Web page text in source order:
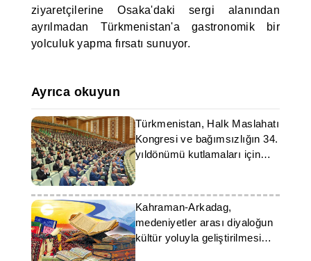
ziyaretçilerine Osaka'daki sergi alanından
ayrılmadan Türkmenistan'a gastronomik bir
yolculuk yapma fırsatı sunuyor.
Ayrıca okuyun
Türkmenistan, Halk Maslahatı
Kongresi ve bağımsızlığın 34.
yıldönümü kutlamaları için
hazırlıklarını sürdürüyor
Kahraman-Arkadag,
medeniyetler arası diyaloğun
kültür yoluyla geliştirilmesi
çağrısında bulundu